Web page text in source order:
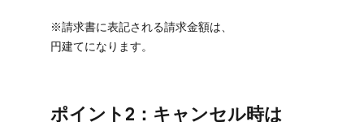
※請求書に​表記される​請求金額は、​
円建てになります。
ポイント2：キャンセル時は​